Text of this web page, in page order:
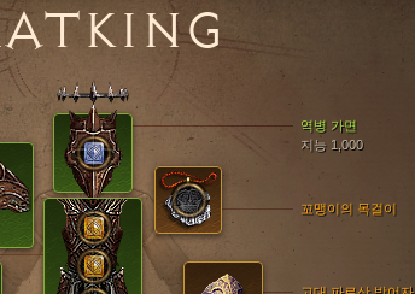
RATKING
역병 가면
지능 1,000
꼬맹이의 목걸이